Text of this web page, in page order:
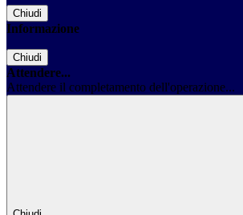
Chiudi
Informazione
Chiudi
Attendere...
Attendere il completamento dell'operazione...